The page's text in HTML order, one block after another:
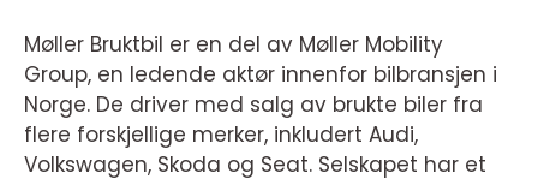
Møller Bruktbil er en del av Møller Mobility
Group, en ledende aktør innenfor bilbransjen i
Norge. De driver med salg av brukte biler fra
flere forskjellige merker, inkludert Audi,
Volkswagen, Skoda og Seat. Selskapet har et